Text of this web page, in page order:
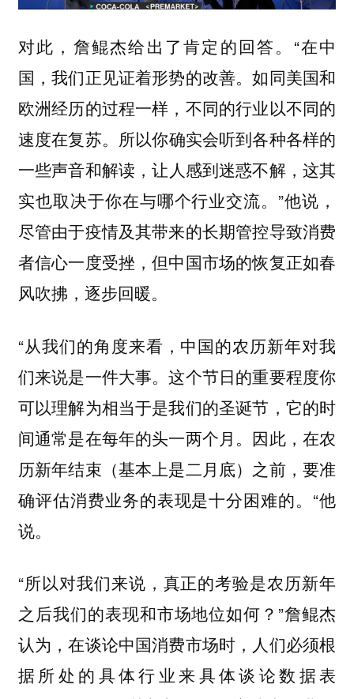
对此，詹鲲杰给出了肯定的回答。“在中
国，我们正见证着形势的改善。如同美国和
欧洲经历的过程一样， 不同的行业以不同的
速度在复苏。所以你确实会听到各种各样的
一些声音和解读，让人感到迷惑不解，这其
实也取决于你在与哪个行业交流。”他说，
尽管由于疫情及其带来的长期管控导致消费
者信心一度受挫，但中国市场的恢复正如春
风吹拂，逐步回暖。
“从我们的角度来看，中国的农历新年对我
们来说是一件大事。这个节日的重要程度你
可以理解为相当于是我们的圣诞节，它的时
间通常是在每年的头一两个月。因此，在农
历新年结束（基本上是二月底）之前，要准
确评估消费业务的表现是十分困难的。“他
说。
“所以对我们来说，真正的考验是农历新年
之后我们的表现和市场地位如何？ ”詹鲲杰
认为，在谈论中国消费市场时，人们必须根
据所处的具体行业来具体谈论数据表